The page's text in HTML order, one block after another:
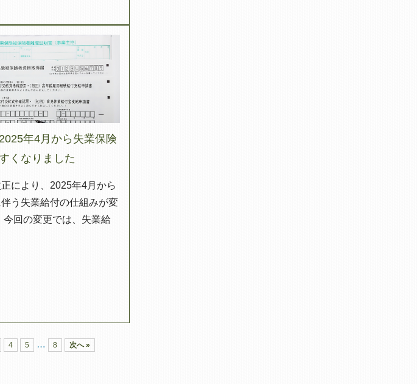
年4月から失業保険
くなりました
により、2025年4月から
う失業給付の仕組みが変
今回の変更では、失業給
4 5 … 8 次へ »